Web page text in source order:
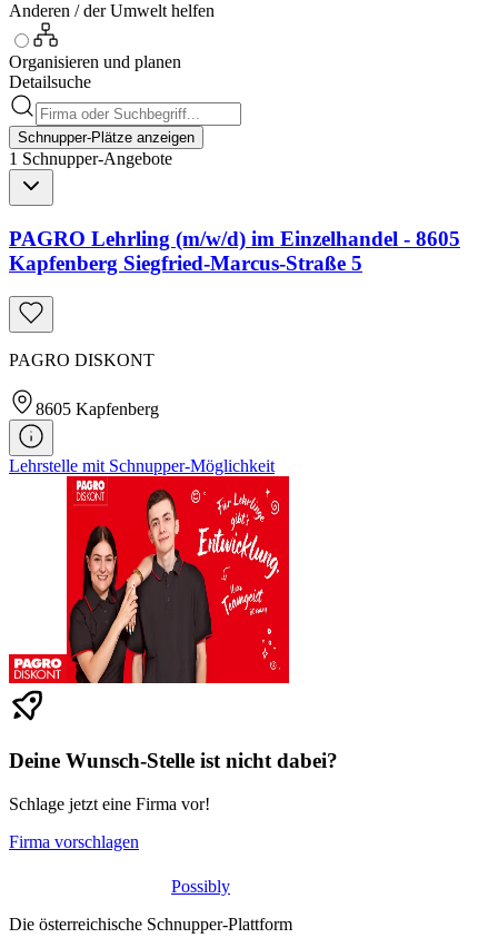
Anderen / der Umwelt helfen
Organisieren und planen
Detailsuche
Schnupper-Plätze anzeigen
1 Schnupper-Angebote
PAGRO Lehrling (m/w/d) im Einzelhandel - 8605
Kapfenberg Siegfried-Marcus-Straße 5
PAGRO DISKONT
8605 Kapfenberg
Lehrstelle mit Schnupper-Möglichkeit
Deine Wunsch-Stelle ist nicht dabei?
Schlage jetzt eine Firma vor!
Firma vorschlagen
Possibly
Die österreichische Schnupper-Plattform